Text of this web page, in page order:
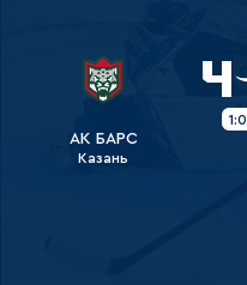
АК БАРС
Казань
4
1:0